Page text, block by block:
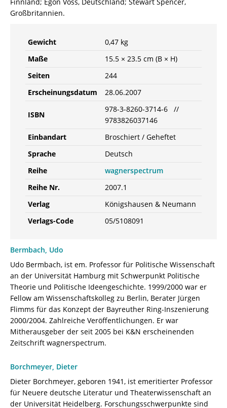
Großbritannien.
Gewicht
0,47 kg
Maße
15.5 × 23.5 cm (B × H)
Seiten
244
Erscheinungsdatum
28.06.2007
ISBN
978-3-8260-3714-6 //
9783826037146
Einbandart
Broschiert / Geheftet
Sprache
Deutsch
Reihe
wagnerspectrum
Reihe Nr.
2007.1
Verlag
Königshausen & Neumann
Verlags-Code
05/5108091
Bermbach, Udo
Udo Bermbach, ist em. Professor für Politische Wissenschaft
an der Universität Hamburg mit Schwerpunkt Politische
Theorie und Politische Ideengeschichte. 1999/2000 war er
Fellow am Wissenschaftskolleg zu Berlin, Berater Jürgen
Flimms für das Konzept der Bayreuther Ring-Inszenierung
2000/2004. Zahlreiche Veröffentlichungen. Er war
Mitherausgeber der seit 2005 bei K&N erscheinenden
Zeitschrift wagner­spectrum.
Borchmeyer, Dieter
Dieter Borchmeyer, geboren 1941, ist emeritierter Professor
für Neuere deutsche Literatur und Theaterwissenschaft an
der Universität Heidelberg. Forschungsschwerpunkte sind